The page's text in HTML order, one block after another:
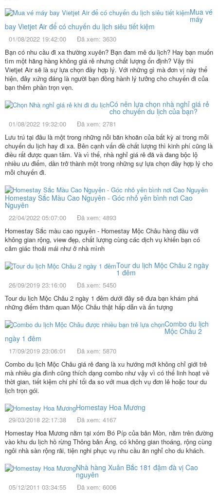
Mua vé
máy
bay Vietjet Air để có chuyến du lịch siêu tiết kiệm
01/08/2022 19:42:00
Đã xem: 3630
Bạn có nhu cầu đi xa thường xuyên? Bạn đam mê du lịch? Hay bạn muốn
tìm một hãng hàng không giá rẻ nhưng chất lượng ổn định? Vậy thì
Vietjet Air sẽ là sự lựa chọn đầy hợp lý. Với những gì mà đơn vị này thể
hiện, đây xứng đáng là người bạn đồng hành lý tưởng cho chuyến đi của
bạn thêm phần trọn vẹn.
Có nên lựa chọn nhà nghỉ giá rẻ
cho chuyến du lịch của bạn?
01/08/2022 19:32:00
Đã xem: 2781
Lưu trú tại đâu là một trong những nỗi băn khoăn của bất kỳ ai trong mỗi
chuyến du lịch hay đi xa. Bên cạnh vấn đề chất lượng thì kinh phí cũng là
điều rất được quan tâm. Và vì thế, nhà nghỉ giá rẻ đã và đang bộc lộ
nhiều ưu điểm, dần trở thành một trong những sự lựa chọn đầy hợp lý cho
mỗi chuyến đi.
Homestay Sắc Màu Cao Nguyên - Góc nhỏ yên bình nơi Cao
Nguyên
22/04/2022 05:07:00
Đã xem: 4893
Homestay Sắc màu cao nguyên - Homestay Mộc Châu hàng đầu với
không gian rộng, view đẹp, chất lượng cùng các dịch vụ khiến bạn có
cảm giác thoải mái như ở nhà mình
Tour du lịch Mộc Châu 2 ngày
1 đêm
26/09/2019 23:16:00
Đã xem: 5450
Tour du lịch Mộc Châu 2 ngày 1 đêm dưới đây sẽ đưa bạn khám phá
những điểm thăm quan Mộc Châu thật hấp dẫn và ấn tượng
Combo du lịch
Mộc Châu 2
ngày 1 đêm
17/09/2019 23:06:01
Đã xem: 5870
Combo du lịch Mộc Châu giá rẻ đang là xu hướng mới không chỉ giới trẻ
mà nhiều gia đình cũng thích dạng combo như vậy vì có thể linh hoạt về
thời gian, tiết kiệm chi phí tối đa so với mua dịch vụ đơn lẻ hoặc tour du
lịch trọn gói.
Homestay Hoa Mương
29/03/2018 22:17:38
Đã xem: 4167
Homestay Hoa Mương nằm tại xóm Bó Píp của bản Mòn, nằm trên đường
vào khu du lịch hồ rừng Thông bản Áng, có không gian thoáng, rộng cùng
ngôi nhà sàn rộng rãi, tiện nghi phục vụ nhu cầu ăn nghỉ cho du khách.
Nhà hàng Xuân Bắc 181 đậm đà vị Cao
nguyên
05/12/2011 03:34:55
Đã xem: 6006